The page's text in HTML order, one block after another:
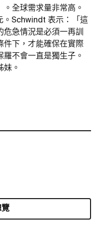
。全球需求量非常高。
。Schwindt 表示：「這
急情況是必須一再訓
件下，才能確保在實際
不會一直是獨生子。
妹。
覽